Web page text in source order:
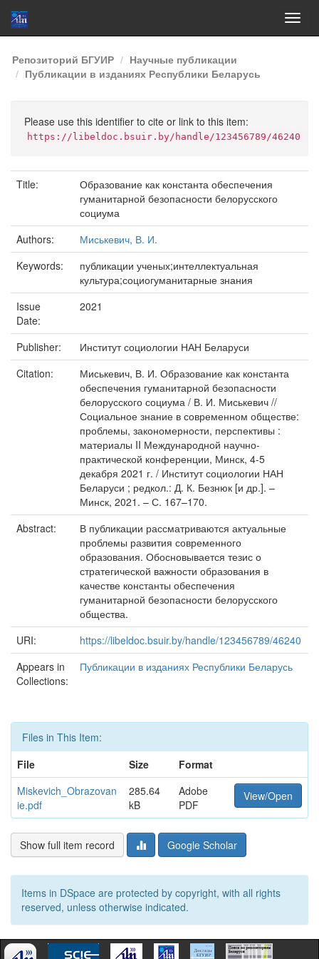
Skip
navigation
Репозиторий БГУИР
Научные публикации
Публикации в изданиях Республики Беларусь
Please use this identifier to cite or link to this item:
https://libeldoc.bsuir.by/handle/123456789/46240
Title:
Образование как константа обеспечения
гуманитарной безопасности белорусского
социума
Authors:
Миськевич, В. И.
Keywords:
публикации ученых;интеллектуальная
культура;социогуманитарные знания
Issue
Date:
2021
Publisher:
Институт социологии НАН Беларуси
Citation:
Миськевич, В. И. Образование как константа
обеспечения гуманитарной безопасности
белорусского социума / В. И. Миськевич //
Социальное знание в современном обществе:
проблемы, закономерности, перспективы :
материалы II Международной научно-
практической конференции, Минск, 4-5
декабря 2021 г. / Институт социологии НАН
Беларуси ; редкол.: Д. К. Безнюк [и др.]. –
Минск, 2021. – С. 167–170.
Abstract:
В публикации рассматриваются актуальные
проблемы развития современного
образования. Обосновывается тезис о
стратегической важности образования в
качестве константы обеспечения
гуманитарной безопасности белорусского
общества.
URI:
https://libeldoc.bsuir.by/handle/123456789/46240
Appears in
Collections:
Публикации в изданиях Республики Беларусь
Files in This Item:
File
Size
Format
Miskevich_Obrazovan
ie.pdf
285.64
kB
Adobe
PDF
View/Open
Show full item record Google Scholar
Items in DSpace are protected by copyright, with all rights
reserved, unless otherwise indicated.